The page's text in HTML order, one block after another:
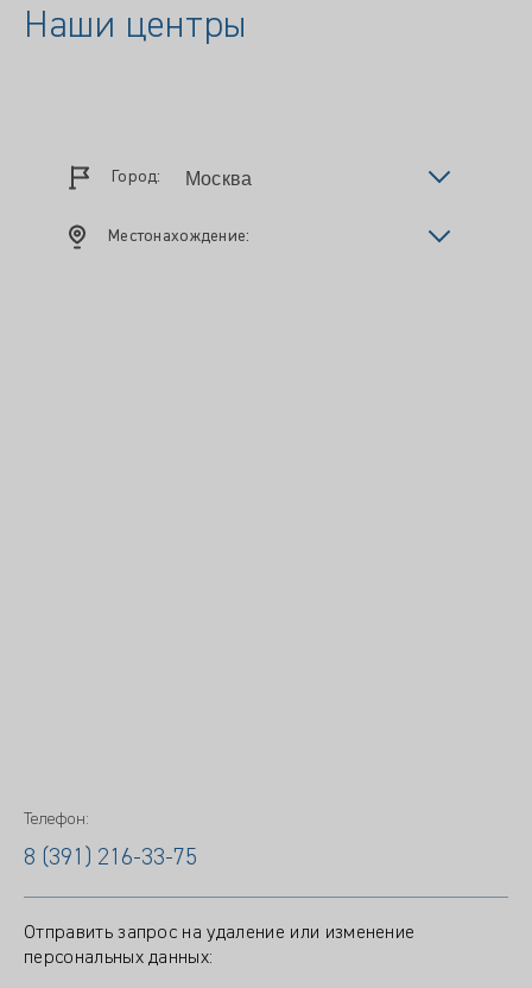
Наши центры
Город:
Местонахождение:
Телефон:
8 (391) 216-33-75
Отправить запрос на удаление или изменение
персональных данных: